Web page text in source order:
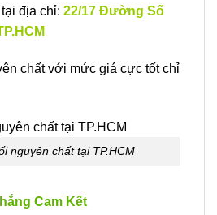
địa chỉ: 22/17 Đường Số
chất với mức giá cực tốt chỉ
nguyên chất tại TP.HCM
Cam Kết